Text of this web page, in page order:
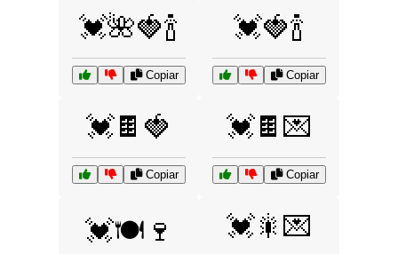
💓🌺🍓🍾
Copiar
💓🍓🍾
Copiar
💓🍫🍓
Copiar
💓🍫💌
Copiar
💓🍽️🍷 💓🎇💌